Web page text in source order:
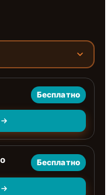
Бесплатно
Бесплатно